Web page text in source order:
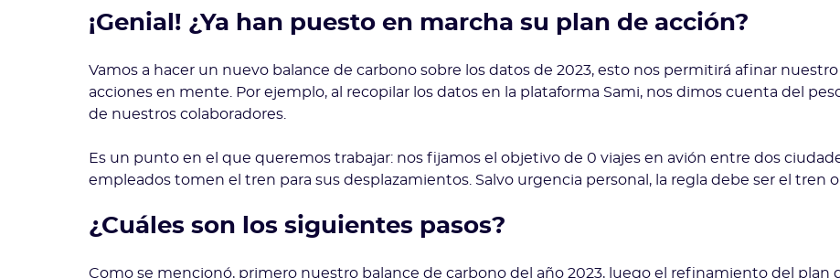
¡Genial! ¿Ya han puesto en marcha su plan de acción?
Vamos a hacer un nuevo balance de carbono sobre los datos de 2023, esto nos permitirá afinar
acciones en mente. Por ejemplo, al recopilar los datos en la plataforma Sami, nos dimos cuenta del
de nuestros colaboradores.
Es un punto en el que queremos trabajar: nos fijamos el objetivo de 0 viajes en avión entre dos
empleados tomen el tren para sus desplazamientos. Salvo urgencia personal, la regla debe ser el tren
¿Cuáles son los siguientes pasos?
Como se mencionó, primero nuestro balance de carbono del año 2023, luego el refinamiento del plan